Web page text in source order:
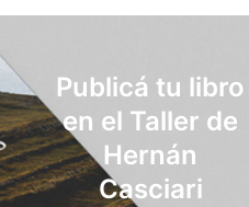
Publicá tu libro
en el Taller de
Hernán
Casciari